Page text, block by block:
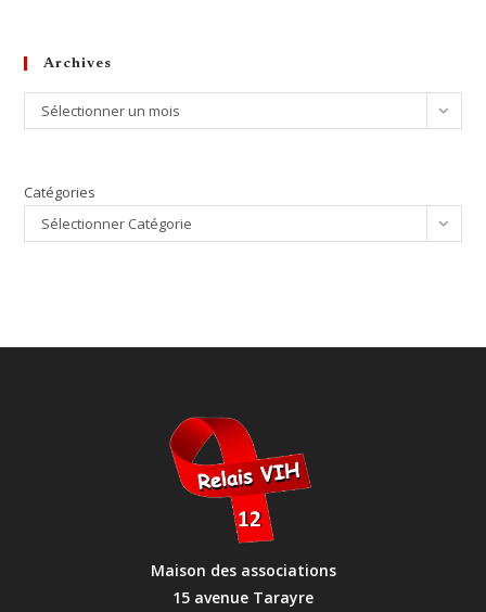
Archives
Archives
Sélectionner un mois
Catégories
Sélectionner Catégorie
Maison des associations
15 avenue Tarayre